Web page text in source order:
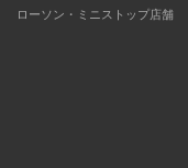
ローソン・ミニストップ店舗